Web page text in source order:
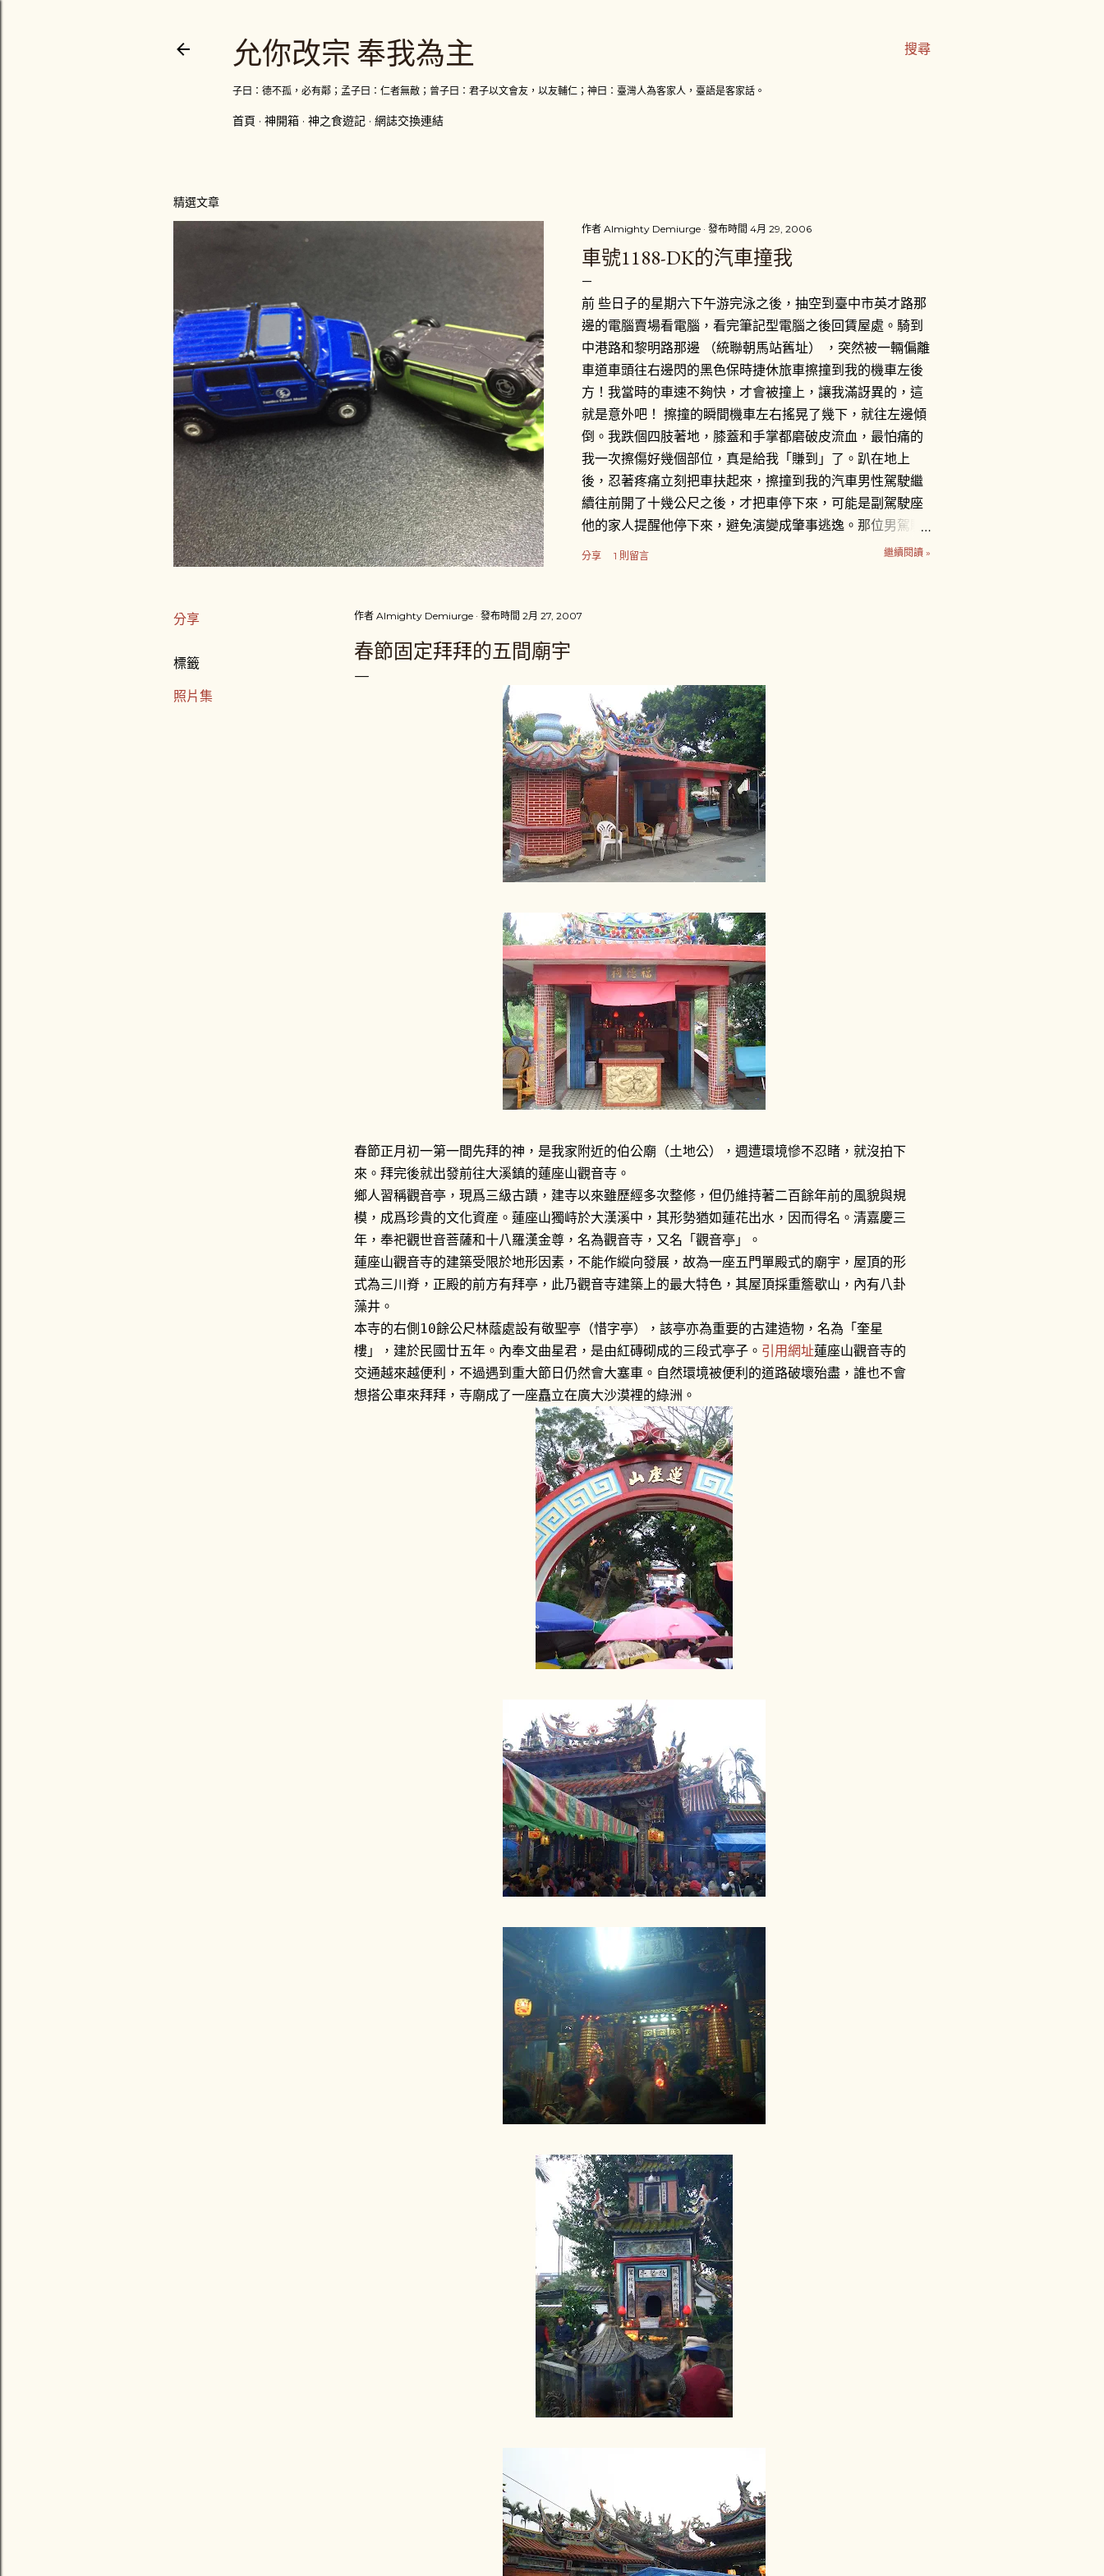
搜尋
允你改宗 奉我為主
子曰：德不孤，必有鄰；孟子曰：仁者無敵；曾子曰：君子以文會友，以友輔仁；神曰：臺灣人為客家人，臺語是客家話。
首頁 神開箱 神之食遊記 網誌交換連結
精選文章
作者 Almighty Demiurge 發布時間 4月 29, 2006
車號1188-DK的汽車撞我
前 些日子的星期六下午游完泳之後，抽空到臺中市英才路那
邊的電腦賣場看電腦，看完筆記型電腦之後回賃屋處。騎到
中港路和黎明路那邊 （統聯朝馬站舊址） ，突然被一輛偏離
車道車頭往右邊閃的黑色保時捷休旅車擦撞到我的機車左後
方！我當時的車速不夠快，才會被撞上，讓我滿訝異的，這
就是意外吧！ 擦撞的瞬間機車左右搖晃了幾下，就往左邊傾
倒。我跌個四肢著地，膝蓋和手掌都磨破皮流血，最怕痛的
我一次擦傷好幾個部位，真是給我「賺到」了。趴在地上
後，忍著疼痛立刻把車扶起來，擦撞到我的汽車男性駕駛繼
續往前開了十幾公尺之後，才把車停下來，可能是副駕駛座
他的家人提醒他停下來，避免演變成肇事逃逸。那位男駕駛
「很好心」的把我的機車牽離原位。一輛計程車也停在一
而我則是心裡在猶豫到底要不要報警處理，因為覺得這場意
外對我來說不是很嚴重 （不嚴重？ 一雙新臺幣三千多元的耐
吉慢跑鞋破損一隻、機車車頭左邊車殼受損 ） 。我拿了一千
元傻傻地自己忍著傷痛騎車看醫生。那兩位駕駛應該也立刻
解散吧。 心裡一直認為沒報案怪怪的我，到了當天晚上就拉
同學陪我去西屯派出所補報案。入口處值班員警打了通電話
給交通隊的同僚，交通隊的警察 （ 接電話的那位 ） 口氣不
好地說不要把他們當成討債集團！而我還是說要報案，他們
就派一位警察來記錄我的筆錄和到現場畫沒了現場的現場
的態度不佳，導致開車的那位警察為了維持他自身的尊嚴，
而不向民眾開罰單，也就是說他不太想為了開罰單遭遇違法
民眾的輕蔑態度。反正這位警察有沒有取締交通違規，薪水
也不會因此額外增加。 星期一時，打電話給1188-DK號車的
駕駛，對方死都不接電話，傳了四封簡訊也沒回應！星期二
晚上十點多那位承辦警員居然打電話問我說連絡的如何？嚇
我一跳勒！警察就說驗傷單準備好就掛電話，大概是可以告
對方過失傷害。我來不及問那接下來要怎麼辦。心情鬱悶的
我跑去找讀法律系的學妹，他說發生車禍拍照前一定不能移
分享 1 則留言 繼續閱讀 »
分享
標籤
照片集
作者 Almighty Demiurge 發布時間 2月 27, 2007
春節固定拜拜的五間廟宇
春節正月初一第一間先拜的神，是我家附近的伯公廟（土地公），週遭環境慘不忍睹，就沒拍下
來。拜完後就出發前往大溪鎮的蓮座山觀音寺。
鄉人習稱觀音亭，現爲三級古蹟，建寺以來雖歷經多次整修，但仍維持著二百餘年前的風貌與規
模，成爲珍貴的文化資産。蓮座山獨峙於大漢溪中，其形勢猶如蓮花出水，因而得名。清嘉慶三
年，奉祀觀世音菩薩和十八羅漢金尊，名為觀音寺，又名「觀音亭」。
蓮座山觀音寺的建築受限於地形因素，不能作縱向發展，故為一座五門單殿式的廟宇，屋頂的形
式為三川脊，正殿的前方有拜亭，此乃觀音寺建築上的最大特色，其屋頂採重簷歇山，內有八卦
藻井。
本寺的右側10餘公尺林蔭處設有敬聖亭（惜字亭），該亭亦為重要的古建造物，名為「奎星
樓」，建於民國廿五年。內奉文曲星君，是由紅磚砌成的三段式亭子。 引用網址蓮座山觀音寺的
交通越來越便利，不過遇到重大節日仍然會大塞車。自然環境被便利的道路破壞殆盡，誰也不會
想搭公車來拜拜，寺廟成了一座矗立在廣大沙漠裡的綠洲。